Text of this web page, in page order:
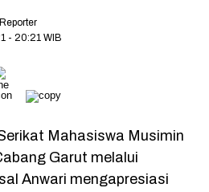
- 20:21 WIB
Mahasiswa Musimin
Garut melalui
Anwari mengapresiasi